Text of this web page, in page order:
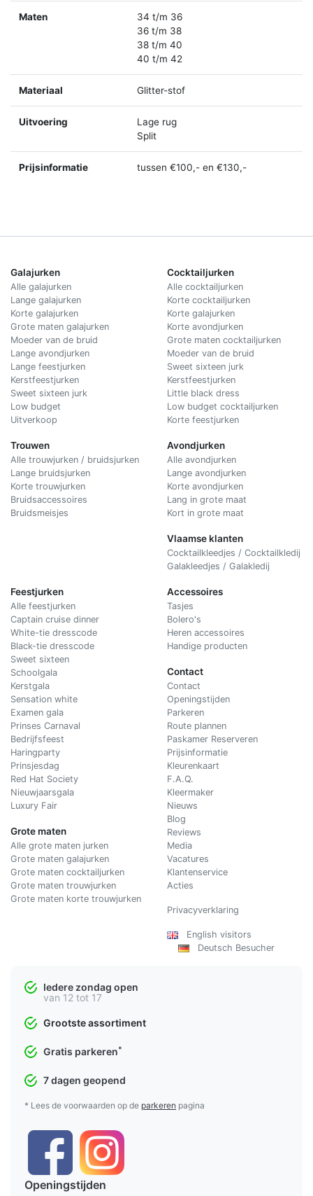
Maten
34 t/m 36
36 t/m 38
38 t/m 40
40 t/m 42
Materiaal Glitter-stof
Uitvoering
Lage rug
Split
Prijsinformatie tussen €100,- en €130,-
Galajurken
Alle galajurken
Lange galajurken
Korte galajurken
Grote maten galajurken
Moeder van de bruid
Lange avondjurken
Lange feestjurken
Kerstfeestjurken
Sweet sixteen jurk
Low budget
Uitverkoop
Trouwen
Alle trouwjurken / bruidsjurken
Lange bruidsjurken
Korte trouwjurken
Bruidsaccessoires
Bruidsmeisjes
Cocktailjurken
Alle cocktailjurken
Korte cocktailjurken
Korte galajurken
Korte avondjurken
Grote maten cocktailjurken
Moeder van de bruid
Sweet sixteen jurk
Kerstfeestjurken
Little black dress
Low budget cocktailjurken
Korte feestjurken
Avondjurken
Alle avondjurken
Lange avondjurken
Korte avondjurken
Lang in grote maat
Kort in grote maat
Vlaamse klanten
Cocktailkleedjes / Cocktailkledij
Galakleedjes / Galakledij
Feestjurken
Alle feestjurken
Captain cruise dinner
White-tie dresscode
Black-tie dresscode
Sweet sixteen
Schoolgala
Kerstgala
Sensation white
Examen gala
Prinses Carnaval
Bedrijfsfeest
Haringparty
Prinsjesdag
Red Hat Society
Nieuwjaarsgala
Luxury Fair
Grote maten
Alle grote maten jurken
Grote maten galajurken
Grote maten cocktailjurken
Grote maten trouwjurken
Grote maten korte trouwjurken
Accessoires
Tasjes
Bolero's
Heren accessoires
Handige producten
Contact
Contact
Openingstijden
Parkeren
Route plannen
Paskamer Reserveren
Prijsinformatie
Kleurenkaart
F.A.Q.
Kleermaker
Nieuws
Blog
Reviews
Media
Vacatures
Klantenservice
Acties
Privacyverklaring
English visitors
Deutsch Besucher
Iedere zondag open
van 12 tot 17
Grootste assortiment
Gratis parkeren*
7 dagen geopend
* Lees de voorwaarden op de parkeren pagina
Openingstijden